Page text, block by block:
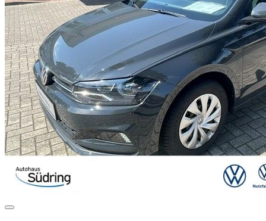
SCHNELLEINSTIEG
KONTAKT/ANFAHRT
SERVICETERMIN